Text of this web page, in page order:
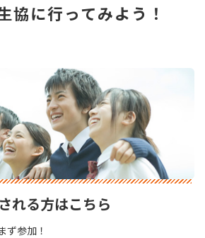
協に行ってみよう！
れる方はこちら
ず参加！